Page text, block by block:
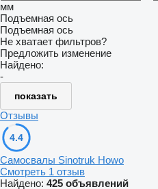
мм
Подъемная ось
Подъемная ось
Не хватает фильтров?
Предложить изменение
Найдено:
-
показать
Отзывы
4.4
Самосвалы Sinotruk Howo
Смотреть 1 отзыв
Найдено: 425 объявлений